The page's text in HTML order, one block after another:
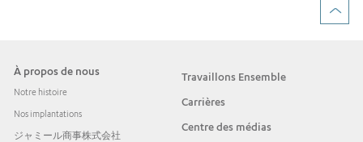
À propos de nous
Notre histoire
Nos implantations
ジャミール商事株式会社
Travaillons Ensemble
Carrières
Centre des médias